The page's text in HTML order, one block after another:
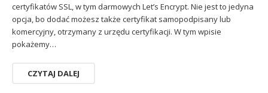
certyfikatów SSL, w tym darmowych Let’s Encrypt. Nie jest to jedyna
opcja, bo dodać możesz także certyfikat samopodpisany lub
komercyjny, otrzymany z urzędu certyfikacji. W tym wpisie
pokażemy…
CZYTAJ DALEJ